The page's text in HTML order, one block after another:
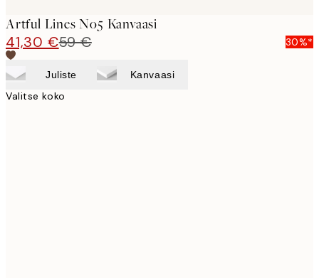
Artful Lines No5 Kanvaasi
41,30 €59 € 30%*
Juliste Kanvaasi
Valitse koko